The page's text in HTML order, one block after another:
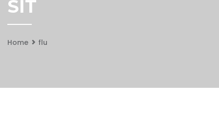
SIT
Home flu